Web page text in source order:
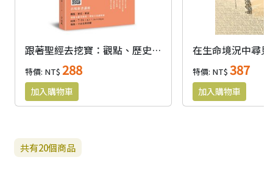
跟著聖經去挖寶：觀點、歷史、解說，領隊吳獻章教授帶你全景讀聖經
特價: NT$288 特價: NT$387
共有20個商品